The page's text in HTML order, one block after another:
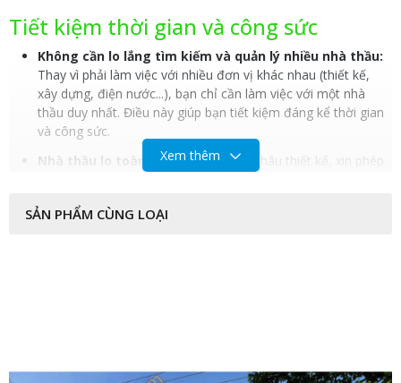
Tiết kiệm thời gian và công sức
Không cần lo lắng tìm kiếm và quản lý nhiều nhà thầu:
Thay vì phải làm việc với nhiều đơn vị khác nhau (thiết kế,
xây dựng, điện nước...), bạn chỉ cần làm việc với một nhà
thầu duy nhất. Điều này giúp bạn tiết kiệm đáng kể thời gian
và công sức.
Nhà thầu lo toàn bộ quy trình: Từ khâu thiết kế, xin phép
đưa ra ý kiến khi cần thiết.
báo giá chi tiết, bao gồm tất cả các hạng mục và chi phí liên
Xem thêm
SẢN PHẨM CÙNG LOẠI